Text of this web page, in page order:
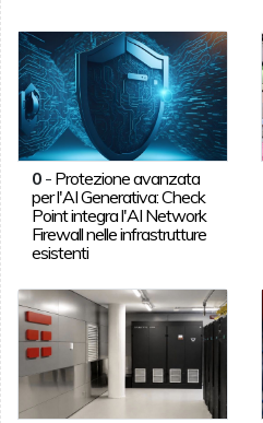
0- Protezione avanzata
per l'AI Generativa: Check
Point integra l'AI Network
Firewall nelle infrastrutture
esistenti